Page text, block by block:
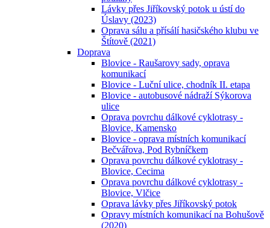
Lávky přes Jiříkovský potok u ústí do
Úslavy (2023)
Oprava sálu a přísálí hasičského klubu ve
Štítově (2021)
Doprava
Blovice - Raušarovy sady, oprava
komunikací
Blovice - Luční ulice, chodník II. etapa
Blovice - autobusové nádraží Sýkorova
ulice
Oprava povrchu dálkové cyklotrasy -
Blovice, Kamensko
Blovice - oprava místních komunikací
Bečvářova, Pod Rybníčkem
Oprava povrchu dálkové cyklotrasy -
Blovice, Cecima
Oprava povrchu dálkové cyklotrasy -
Blovice, Vlčice
Oprava lávky přes Jiříkovský potok
Opravy místních komunikací na Bohušově
(2020)